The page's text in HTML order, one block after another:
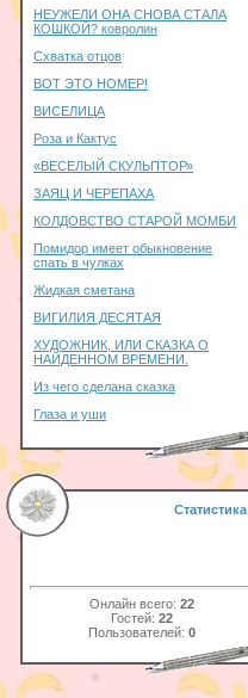
НЕУЖЕЛИ ОНА СНОВА СТАЛА
КОШКОЙ? ковролин
Схватка отцов
ВОТ ЭТО НОМЕР!
ВИСЕЛИЦА
Роза и Кактус
«ВЕСЕЛЫЙ СКУЛЬПТОР»
ЗАЯЦ И ЧЕРЕПАХА
КОЛДОВСТВО СТАРОЙ МОМБИ
Помидор имеет обыкновение
спать в чулках
Жидкая сметана
ВИГИЛИЯ ДЕСЯТАЯ
ХУДОЖНИК, ИЛИ СКАЗКА О
НАЙДЕННОМ ВРЕМЕНИ.
Из чего сделана сказка
Глаза и уши
Статистика
Онлайн всего: 22
Гостей: 22
Пользователей: 0